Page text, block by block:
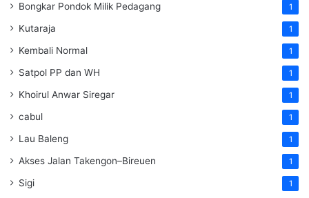
Bongkar Pondok Milik Pedagang 1
Kutaraja 1
Kembali Normal 1
Satpol PP dan WH 1
Khoirul Anwar Siregar 1
cabul 1
Lau Baleng 1
Akses Jalan Takengon–Bireuen 1
Sigi 1